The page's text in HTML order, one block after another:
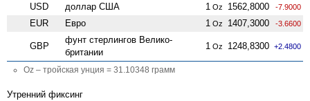
USD доллар США 1 Oz 1562,8000 -7.9000
EUR Евро 1 Oz 1407,3000 -3.6600
GBP
фунт стерлингов Велико­
британии
1 Oz 1248,8300 +2.4800
Oz – тройская унция = 31.10348 грамм
Утренний фиксинг